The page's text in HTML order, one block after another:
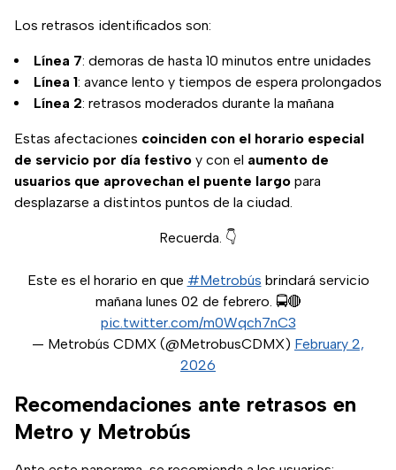
Los retrasos identificados son:
Línea 7: demoras de hasta 10 minutos entre unidades
Línea 1: avance lento y tiempos de espera prolongados
Línea 2: retrasos moderados durante la mañana
Estas afectaciones coinciden con el horario especial
de servicio por día festivo y con el aumento de
usuarios que aprovechan el puente largo para
desplazarse a distintos puntos de la ciudad.
Recuerda. 👇
Este es el horario en que #Metrobús brindará servicio
mañana lunes 02 de febrero. 🚍🔴
pic.twitter.com/m0Wqch7nC3
— Metrobús CDMX (@MetrobusCDMX) February 2,
2026
Recomendaciones ante retrasos en
Metro y Metrobús